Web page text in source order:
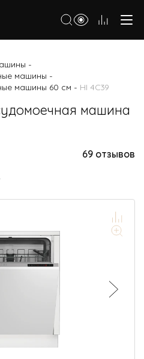
-
машины -
машины 60 см - HI 4C39
машина
69 отзывов